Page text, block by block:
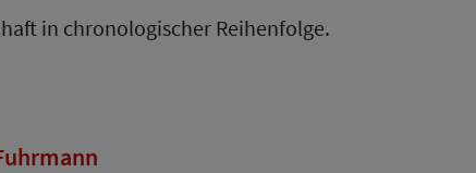
in chronologischer Reihenfolge.